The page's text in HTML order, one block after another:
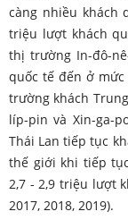
càng nhiều khách
triệu lượt khách
thị trường In-đô-
quốc tế đến ở
trường khách
líp-pin và Xin-ga-
Thái Lan tiếp tục
thế giới khi tiếp
2,7 - 2,9 triệu lượt
2017, 2018, 2019).